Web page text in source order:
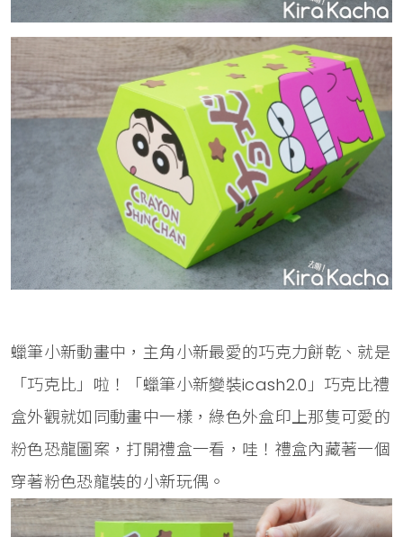
蠟筆小新動畫中，主角小新最愛的巧克力餅乾、就是
「巧克比」啦！「蠟筆小新變裝icash2.0」巧克比禮
盒外觀就如同動畫中一樣，綠色外盒印上那隻可愛的
粉色恐龍圖案，打開禮盒一看，哇！禮盒內藏著一個
穿著粉色恐龍裝的小新玩偶。